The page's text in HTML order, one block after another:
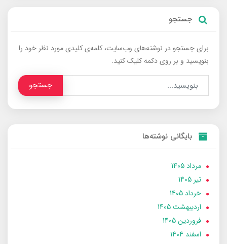
جستجو
برای جستجو در نوشته‌های وب‌سایت، کلمه‌ی کلیدی مورد نظر خود را
بنویسید و بر روی دکمه کلیک کنید.
جستجو
بایگانی نوشته‌ها
مرداد 1405
تير 1405
خرداد 1405
ارديبهشت 1405
فروردین 1405
اسفند 1404